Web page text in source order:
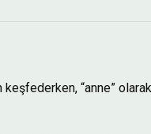
“anne”